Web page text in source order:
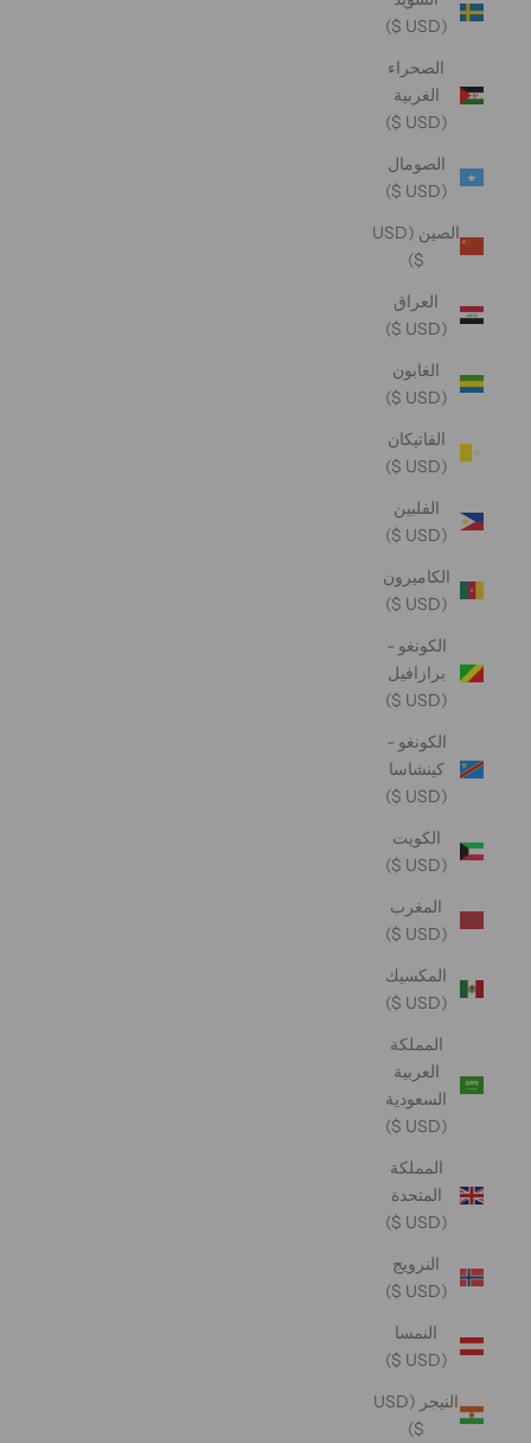
(USD $)
الصحراء
الغربية
(USD $)
الصومال
(USD $)
الصين (USD
$)
العراق
(USD $)
الغابون
(USD $)
الفاتيكان
(USD $)
الفلبين
(USD $)
الكاميرون
(USD $)
الكونغو -
برازافيل
(USD $)
الكونغو -
كينشاسا
(USD $)
الكويت
(USD $)
المغرب
(USD $)
المكسيك
(USD $)
المملكة
العربية
السعودية
(USD $)
المملكة
المتحدة
(USD $)
النرويج
(USD $)
النمسا
(USD $)
النيجر (USD
$)